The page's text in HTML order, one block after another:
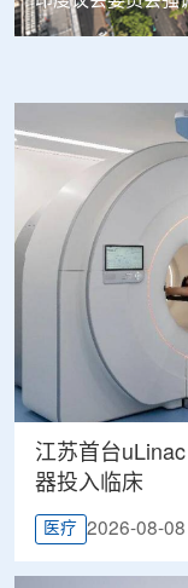
江苏首台
器投入临床
医疗 2026-08-08